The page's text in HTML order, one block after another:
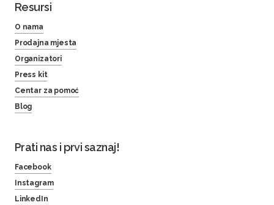
Resursi
O nama
Prodajna mjesta
Organizatori
Press kit
Centar za pomoć
Blog
Prati nas i prvi saznaj!
Facebook
Instagram
LinkedIn